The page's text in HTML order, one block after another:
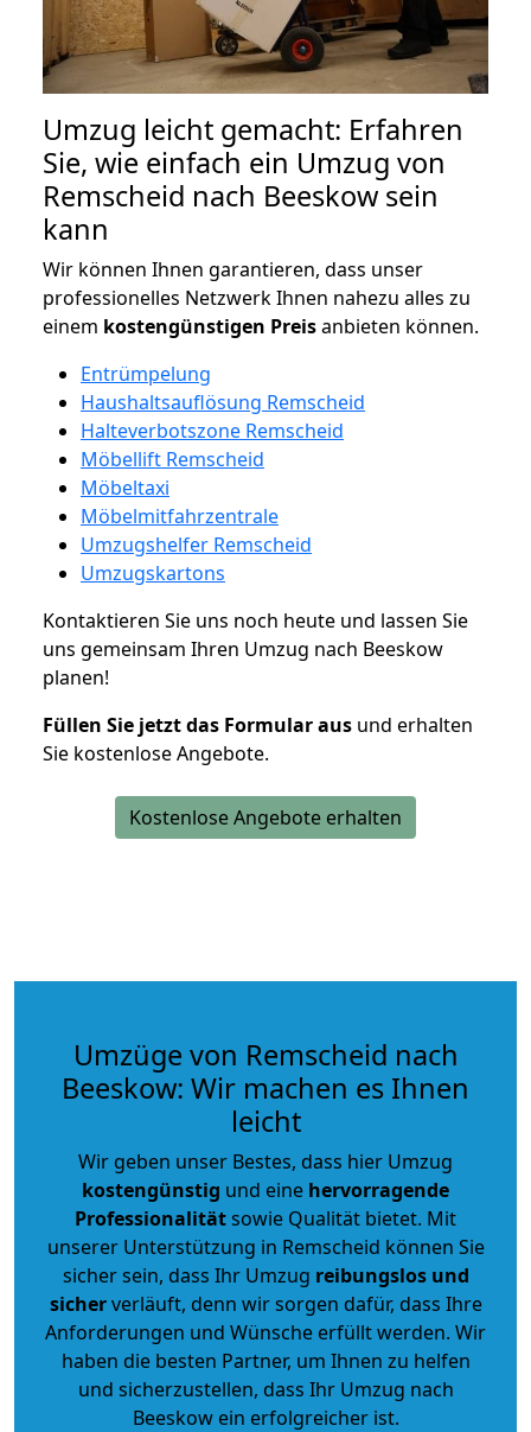
Umzug leicht gemacht: Erfahren
Sie, wie einfach ein Umzug von
Remscheid nach Beeskow sein
kann
Wir können Ihnen garantieren, dass unser
professionelles Netzwerk Ihnen nahezu alles zu
einem kostengünstigen Preisanbieten können.
Entrümpelung
Haushaltsauflösung Remscheid
Halteverbotszone Remscheid
Möbellift Remscheid
Möbeltaxi
Möbelmitfahrzentrale
Umzugshelfer Remscheid
Umzugskartons
Kontaktieren Sie uns noch heute und lassen Sie
uns gemeinsam Ihren Umzug nach Beeskow
planen!
Füllen Sie jetzt das Formular aus und erhalten
Sie kostenlose Angebote.
Kostenlose Angebote erhalten
Umzüge von Remscheid nach
Beeskow: Wir machen es Ihnen
leicht
Wir geben unser Bestes, dass hier Umzug
kostengünstig und eine hervorragende
Professionalitätsowie Qualität bietet. Mit
unserer Unterstützung in Remscheid können Sie
sicher sein, dass Ihr Umzug reibungslos und
sicherverläuft, denn wir sorgen dafür, dass Ihre
Anforderungen und Wünsche erfüllt werden. Wir
haben die besten Partner, um Ihnen zu helfen
und sicherzustellen, dass Ihr Umzug nach
Beeskow ein erfolgreicher ist.